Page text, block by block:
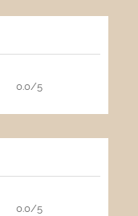
0.0/5
0.0/5